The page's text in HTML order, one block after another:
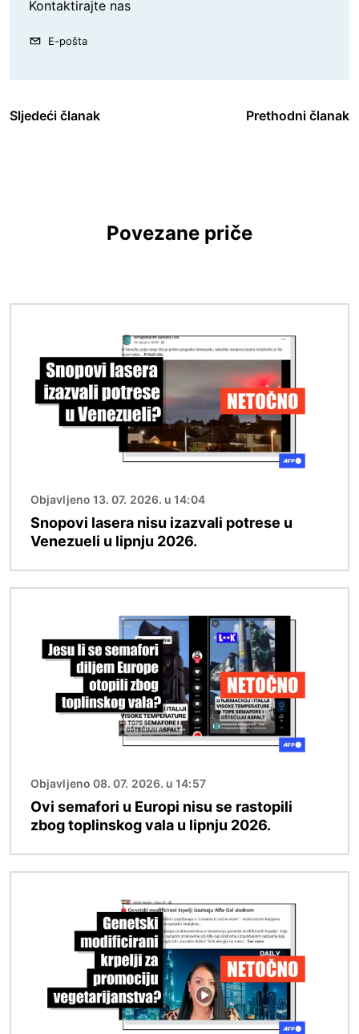
Kontaktirajte nas
E-pošta
Sljedeći članak Prethodni članak
Povezane priče
Objavljeno 13. 07. 2026. u 14:04
Snopovi lasera nisu izazvali potrese u
Venezueli u lipnju 2026.
Objavljeno 08. 07. 2026. u 14:57
Ovi semafori u Europi nisu se rastopili
zbog toplinskog vala u lipnju 2026.